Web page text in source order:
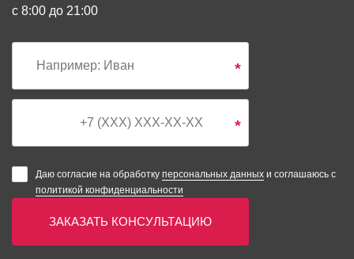
с 8:00 до 21:00
*
*
Даю согласие на обработку персональных данных и соглашаюсь с
политикой конфиденциальности
ЗАКАЗАТЬ КОНСУЛЬТАЦИЮ